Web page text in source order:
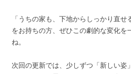
「うちの家も、下地からしっかり直
をお持ちの方、ぜひこの劇的な変化を
ね。
次回の更新では、少しずつ「新しい姿